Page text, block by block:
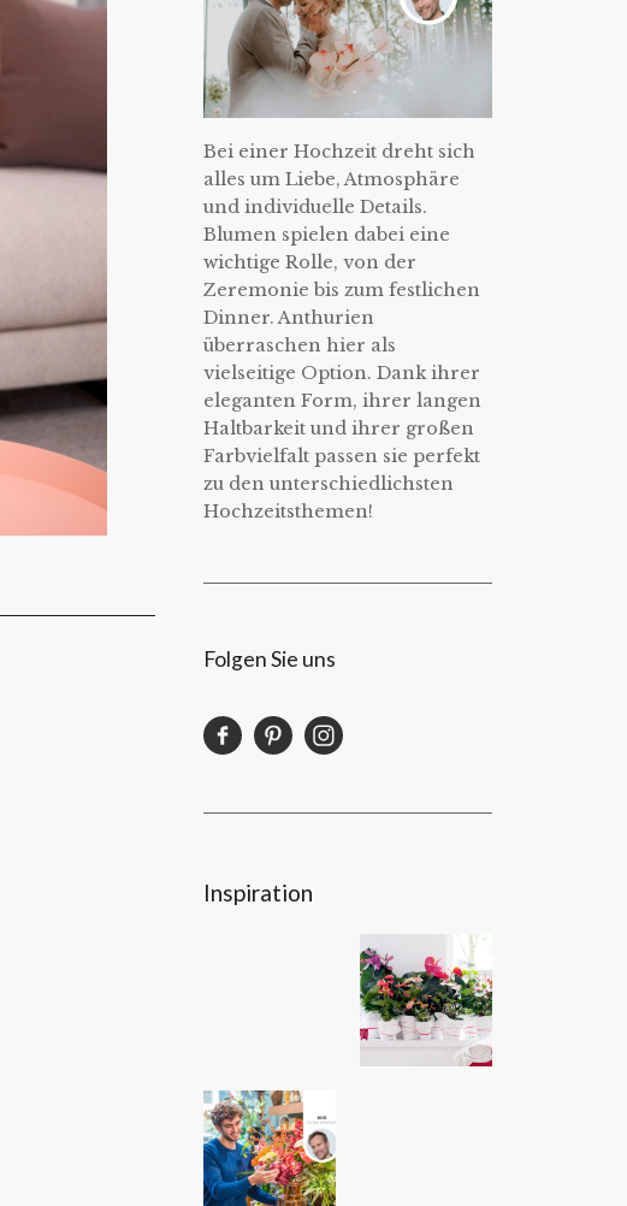
Bei einer Hochzeit dreht sich
alles um Liebe, Atmosphäre
und individuelle Details.
Blumen spielen dabei eine
wichtige Rolle, von der
Zeremonie bis zum festlichen
Dinner. Anthurien
überraschen hier als
vielseitige Option. Dank ihrer
eleganten Form, ihrer langen
Haltbarkeit und ihrer großen
Farbvielfalt passen sie perfekt
zu den unterschiedlichsten
Hochzeitsthemen!
Folgen Sie uns
Inspiration